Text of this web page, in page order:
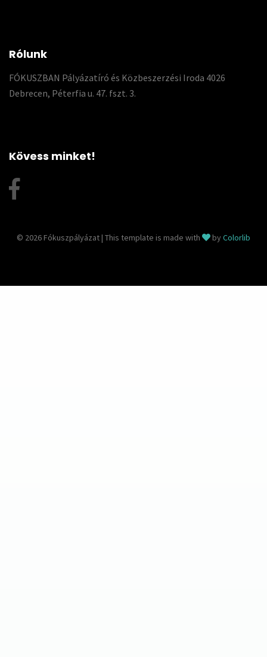
Rólunk
FÓKUSZBAN Pályázatíró és Közbeszerzési Iroda 4026
Debrecen, Péterfia u. 47. fszt. 3.
Kövess minket!
© 2026 Fókuszpályázat | This template is made with byColorlib